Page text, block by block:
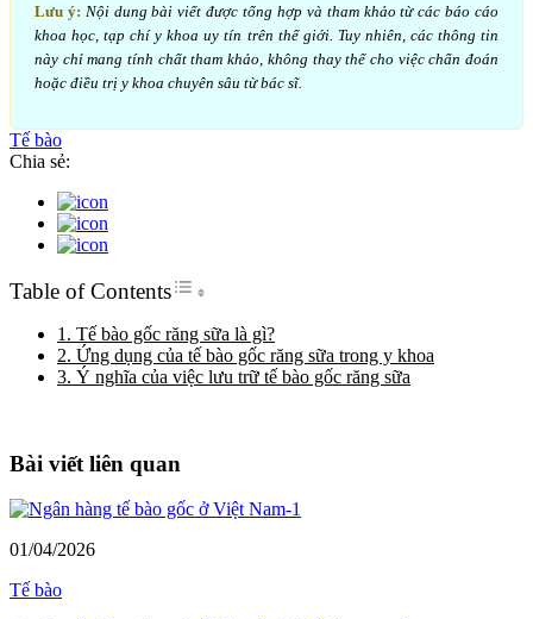
Lưu ý: Nội dung bài viết được tổng hợp và tham khảo từ các báo cáo
khoa học, tạp chí y khoa uy tín trên thế giới. Tuy nhiên, các thông tin
này chỉ mang tính chất tham khảo, không thay thế cho việc chẩn đoán
hoặc điều trị y khoa chuyên sâu từ bác sĩ.
Tế bào
Chia sẻ:
Table of ContentsToggle Table of Content
1. Tế bào gốc răng sữa là gì?
2. Ứng dụng của tế bào gốc răng sữa trong y khoa
3. Ý nghĩa của việc lưu trữ tế bào gốc răng sữa
Bài viết liên quan
01/04/2026
Tế bào